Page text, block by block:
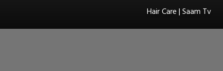
Hair Care | Saam Tv